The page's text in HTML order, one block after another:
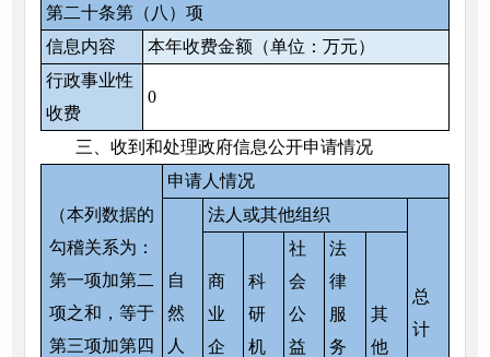
第二十条第（八）项
信息内容
本年收费金额（单位：万元）
行政事业性
收费
0
三、收到和处理政府信息公开申请情况
（本列数据的
勾稽关系为：
第一项加第二
项之和，等于
第三项加第四
申请人情况
自
然
人
法人或其他组织
总
计
商
业
企
科
研
机
社
会
公
益
法
律
服
务
其
他